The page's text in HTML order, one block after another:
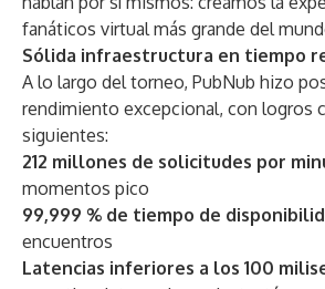
fanáticos virtual más grande del
Sólida infraestructura en tiempo
A lo largo del torneo, PubNub hizo
rendimiento excepcional, con logros
siguientes:
212 millones de solicitudes por
momentos pico
99,999 % de tiempo de
encuentros
Latencias inferiores a los 100